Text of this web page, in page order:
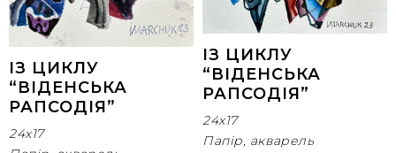
ІЗ ЦИКЛУ
“ВІДЕНСЬКА
РАПСОДІЯ”
24x17
ІЗ ЦИКЛУ
“ВІДЕНСЬКА
РАПСОДІЯ”
24x17
Папір, акварель